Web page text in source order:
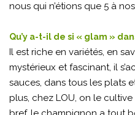
nous qui n’étions que 5 à
Qu’y a-t-il de si « glam »
Il est riche en variétés, en
mystérieux et fascinant, il
sauces, dans tous les plats
plus, chez LOU, on le